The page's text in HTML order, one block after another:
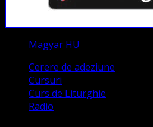
Magyar HU
Cerere de adeziune
Cursuri
Curs de Liturghie
Radio